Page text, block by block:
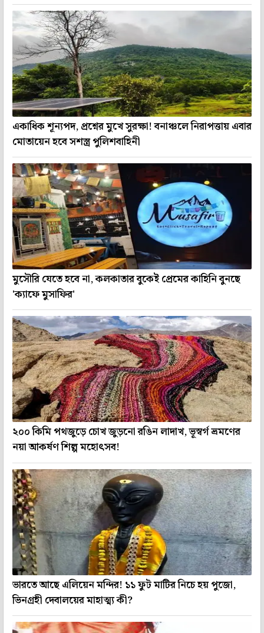
একাধিক শূন্যপদ, প্রশ্নের মুখে সুরক্ষা! বনাঞ্চলে নিরাপত্তায় এবার
মোতায়েন হবে সশস্ত্র পুলিশবাহিনী
মুসৌরি যেতে হবে না, কলকাতার বুকেই প্রেমের কাহিনি বুনছে
'ক্যাফে মুসাফির'
২০০ কিমি পথজুড়ে চোখ জুড়নো রঙিন লাদাখ, ভূস্বর্গ ভ্রমণের
নয়া আকর্ষণ শিল্প মহোৎসব!
ভারতে আছে এলিয়েন মন্দির! ১১ ফুট মাটির নিচে হয় পুজো,
ভিনগ্রহী দেবালয়ের মাহাত্ম্য কী?